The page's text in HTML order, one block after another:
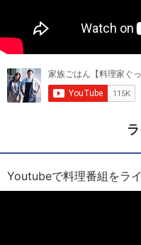
Youtubeで料理番組をラ